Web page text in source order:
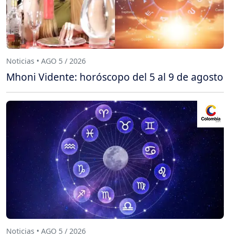
Noticias • AGO 5 / 2026
Mhoni Vidente: horóscopo del 5 al 9 de agosto
Noticias • AGO 5 / 2026